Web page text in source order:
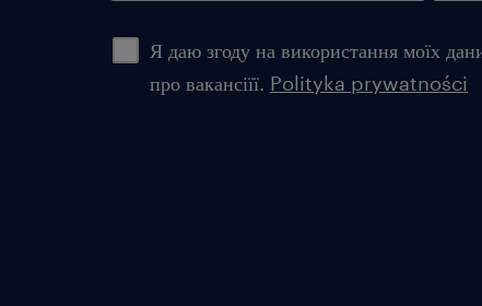
Я даю згоду на використання моїх
про вакансіїї. Polityka prywatności